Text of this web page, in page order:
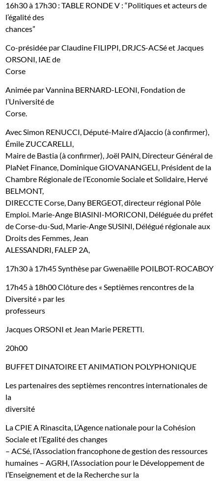
16h30 à 17h30 : TABLE RONDE V : “Politiques et acteurs de
l’égalité des
chances”
Co-présidée par Claudine FILIPPI, DRJCS-ACSé et Jacques
ORSONI, IAE de
Corse
Animée par Vannina BERNARD-LEONI, Fondation de
l’Université de
Corse.
Avec Simon RENUCCI, Député-Maire d’Ajaccio (à confirmer),
Émile ZUCCARELLI,
Maire de Bastia (à confirmer), Joël PAIN, Directeur Général de
PlaNet Finance, Dominique GIOVANANGELI, Président de la
Chambre Régionale de l’Economie Sociale et Solidaire, Hervé
BELMONT,
DIRECCTE Corse, Dany BERGEOT, directeur régional Pôle
Emploi. Marie-Ange BIASINI-MORICONI, Déléguée du préfet
de Corse-du-Sud, Marie-Ange SUSINI, Délégué régionale aux
Droits des Femmes, Jean
ALESSANDRI, FALEP 2A,
17h30 à 17h45 Synthèse par Gwenaëlle POILBOT-ROCABOY
17h45 à 18h00 Clôture des « Septièmes rencontres de la
Diversité » par les
professeurs
Jacques ORSONI et Jean Marie PERETTI.
20h00
BUFFET DINATOIRE ET ANIMATION POLYPHONIQUE
Les partenaires des septièmes rencontres internationales de
la
diversité
LaCPIE A Rinascita, L’Agence nationale pour la Cohésion
Sociale et l’Egalité des changes
– ACSé, l’Association francophone de gestion des ressources
humaines – AGRH, l’Association pour le Développement de
l’Enseignement et de la Recherche sur la